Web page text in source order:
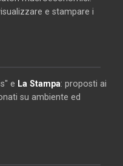
e stampare i
e La Stampa: proposti ai
su ambiente ed